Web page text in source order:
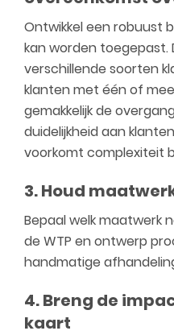
Ontwikkel een robuust
kan worden toegepast.
verschillende soorten
klanten met één of
gemakkelijk de
duidelijkheid aan
voorkomt complexiteit
3. Houd
Bepaal welk maatwerk
de WTP en ontwerp
handmatige
4. Breng de
kaart